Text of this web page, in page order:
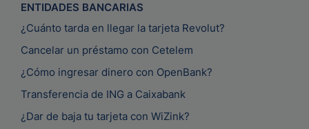
ENTIDADES BANCARIAS
¿Cuánto tarda en llegar la tarjeta Revolut?
Cancelar un préstamo con Cetelem
¿Cómo ingresar dinero con OpenBank?
Transferencia de ING a Caixabank
¿Dar de baja tu tarjeta con WiZink?